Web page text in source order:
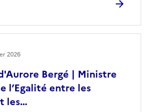
Bergé | Ministre
l’Egalité entre les
les…
2026